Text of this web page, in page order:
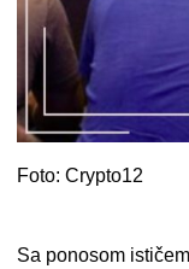
Foto: Crypto12
Sa ponosom